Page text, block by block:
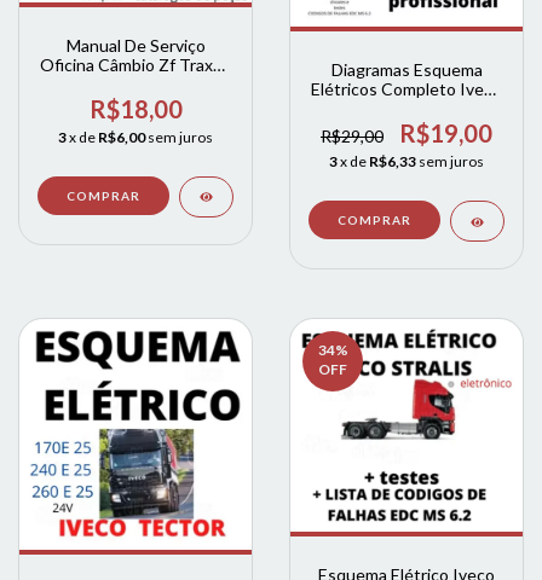
Manual De Serviço
Oficina Câmbio Zf Traxon
R$18,00
3x de R$6,00 sem juros
Diagramas Esquema
Elétricos Completo Iveco
R$29,00
R$19,00
3x de R$6,33 sem juros
34%
OFF
Esquema Elétrico Iveco